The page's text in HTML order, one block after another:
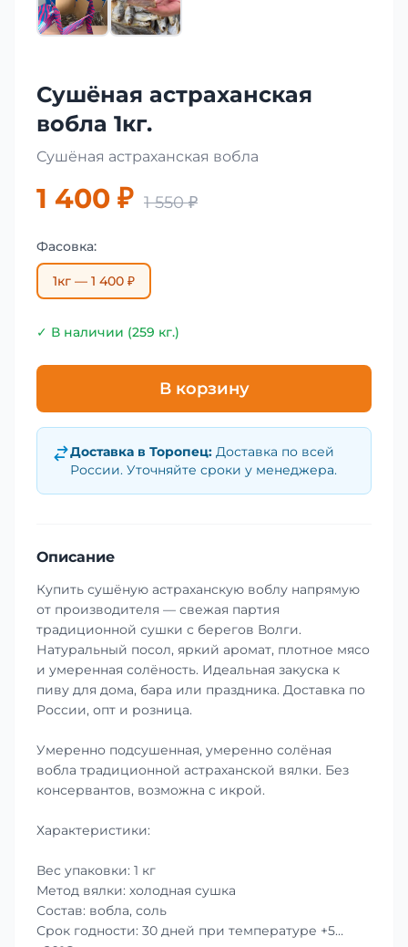
Сушёная астраханская
вобла 1кг.
Сушёная астраханская вобла
1 400 ₽ 1 550 ₽
Фасовка:
1кг — 1 400 ₽
✓ В наличии (259 кг.)
В корзину
Доставка в Торопец: Доставка по всей
России. Уточняйте сроки у менеджера.
Описание
Купить сушёную астраханскую воблу напрямую
от производителя — свежая партия
традиционной сушки с берегов Волги.
Натуральный посол, яркий аромат, плотное мясо
и умеренная солёность. Идеальная закуска к
пиву для дома, бара или праздника. Доставка по
России, опт и розница.
Умеренно подсушенная, умеренно солёная
вобла традиционной астраханской вялки. Без
консервантов, возможна с икрой.
Характеристики:
Вес упаковки: 1 кг
Метод вялки: холодная сушка
Состав: вобла, соль
Срок годности: 30 дней при температуре +5…